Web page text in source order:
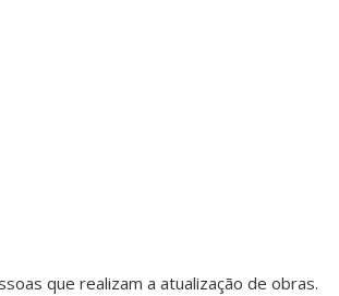
que realizam a atualização de obras.